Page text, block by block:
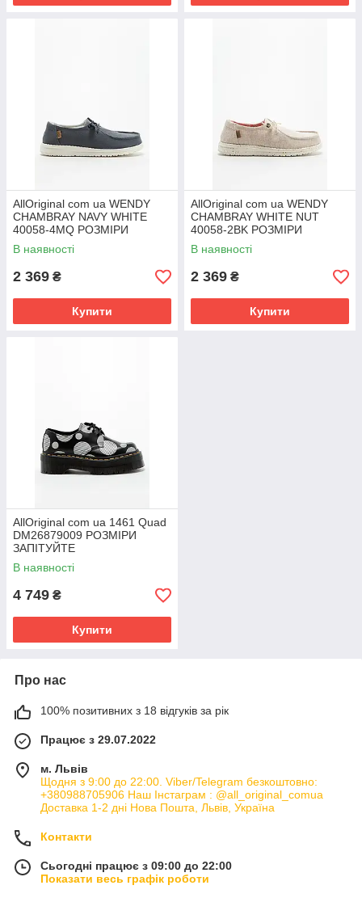
AllOriginal com ua WENDY
CHAMBRAY NAVY WHITE
40058-4MQ РОЗМІРИ
ЗАПИТУЙТЕ
В наявності
2 369 ₴
Купити
AllOriginal com ua WENDY
CHAMBRAY WHITE NUT
40058-2BK РОЗМІРИ
ЗАПИТУЙТЕ
В наявності
2 369 ₴
Купити
AllOriginal com ua 1461 Quad
DM26879009 РОЗМІРИ
ЗАПІТУЙТЕ
В наявності
4 749 ₴
Купити
Про нас
100% позитивних з 18 відгуків за рік
Працює з 29.07.2022
м. Львів
Щодня з 9:00 до 22:00. Viber/Telegram безкоштовно:
+380988705906 Наш Інстаграм : @all_original_comua
Доставка 1-2 дні Нова Пошта, Львів, Україна
Контакти
Сьогодні працює з 09:00 до 22:00
Показати весь графік роботи